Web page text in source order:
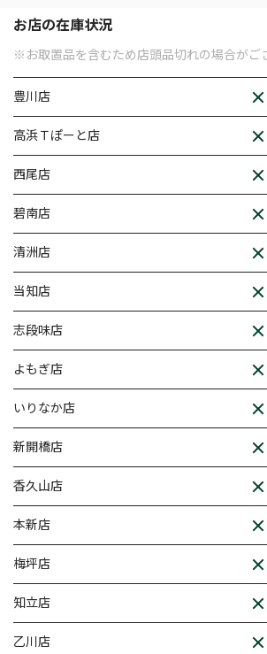
お店の在庫状況
※お取置品を含むため店頭品切れの場合がご
豊川店
高浜Ｔぽーと店
西尾店
碧南店
清洲店
当知店
志段味店
よもぎ店
いりなか店
新開橋店
香久山店
本新店
梅坪店
知立店
乙川店